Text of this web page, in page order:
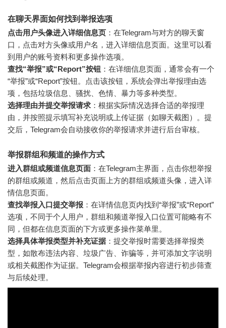
在聊天界面如何找到举报选项
点击用户头像进入详细信息页 ：在Telegram与对方的聊天窗
口，点击对方头像或用户名，进入详细信息页面。这里可以看
到用户的账号资料和更多操作选项。
查找“举报”或“Report”按钮 ：在详细信息页面，通常会有一个
“举报”或“Report”按钮。点击该按钮，系统会弹出举报理由选
项，包括垃圾信息、骚扰、色情、暴力等多种类型。
选择理由并提交举报请求 ：根据实际情况选择合适的举报理
由，并按照提示填写补充说明或上传证据（如聊天截图）。提
交后，Telegram会自动接收你的举报请求并进行后台审核。
举报群组和频道的操作方式
进入群组或频道信息页面 ：在Telegram主界面，点击你想举报
的群组或频道，然后点击页面上方的群组或频道头像，进入详
情信息页面。
查找举报入口提交举报 ：在详情信息页内找到“举报”或“Report”
选项，不同于个人用户，群组和频道举报入口位置可能略有不
同，但都在信息页面的下方或更多操作菜单里。
选择具体举报类型并补充证据 ：提交举报时需要选择举报类
型，如散布违法内容、垃圾广告、诈骗等，并可添加文字说明
或相关截图作为证据。Telegram会根据举报内容进行初步筛查
与后续处理。